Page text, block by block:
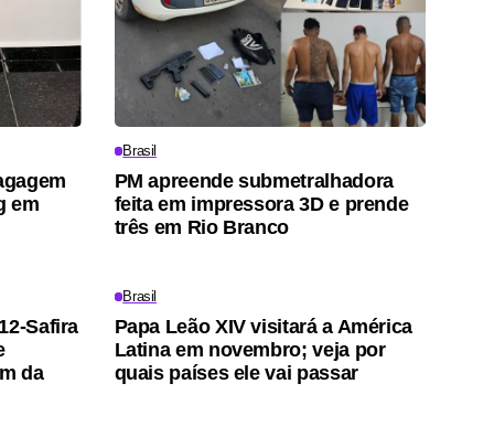
em
Brasil
PM apreende submetralhadora
feita em impressora 3D e prende
três em Rio Branco
Safira
da
Brasil
Papa Leão XIV visitará a América
Latina em novembro; veja por
quais países ele vai passar